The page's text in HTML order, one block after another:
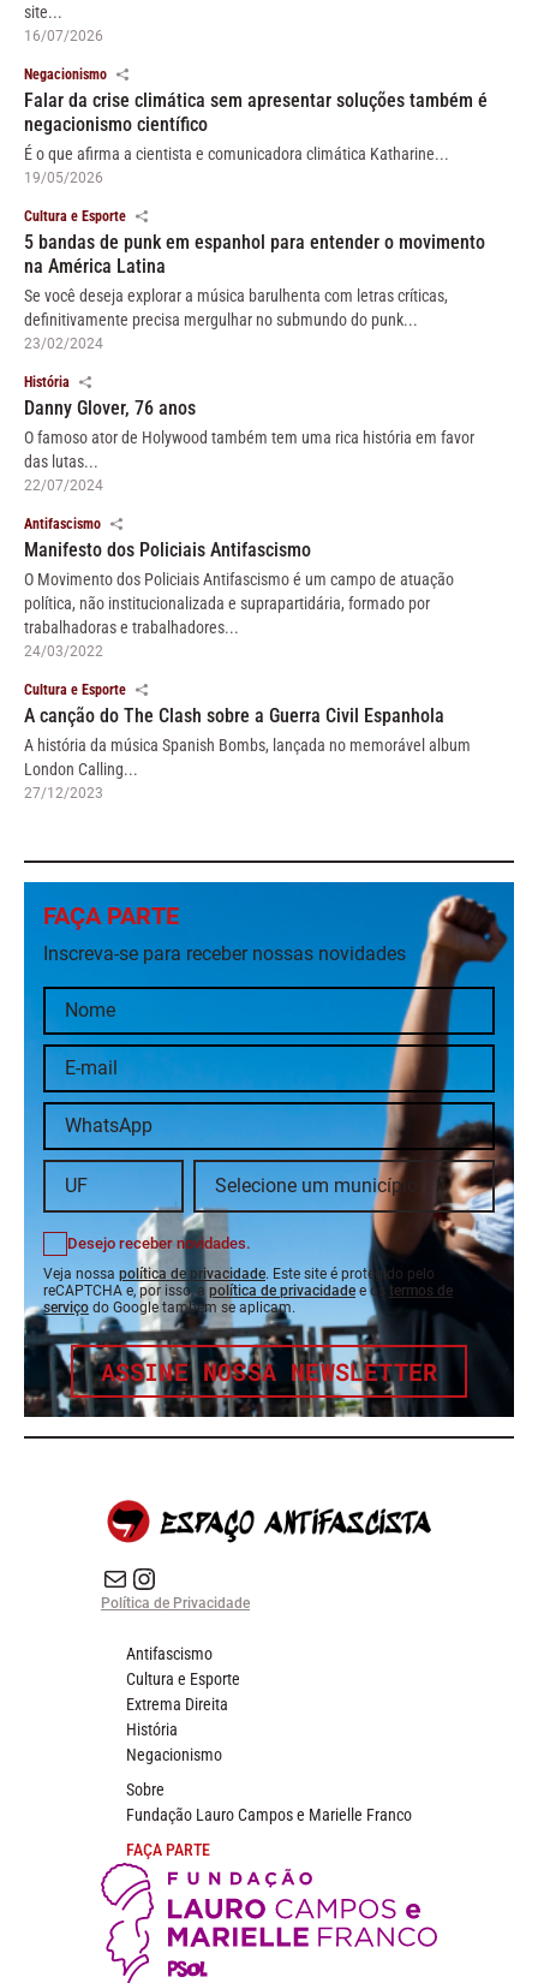
site...
16/07/2026
Negacionismo
Falar da crise climática sem apresentar soluções também é
negacionismo científico
É o que afirma a cientista e comunicadora climática Katharine...
19/05/2026
Cultura e Esporte
5 bandas de punk em espanhol para entender o movimento
na América Latina
Se você deseja explorar a música barulhenta com letras críticas,
definitivamente precisa mergulhar no submundo do punk...
23/02/2024
História
Danny Glover, 76 anos
O famoso ator de Holywood também tem uma rica história em favor
das lutas...
22/07/2024
Antifascismo
Manifesto dos Policiais Antifascismo
O Movimento dos Policiais Antifascismo é um campo de atuação
política, não institucionalizada e suprapartidária, formado por
trabalhadoras e trabalhadores...
24/03/2022
Cultura e Esporte
A canção do The Clash sobre a Guerra Civil Espanhola
A história da música Spanish Bombs, lançada no memorável album
London Calling...
27/12/2023
FAÇA PARTE
Inscreva-se para receber nossas novidades
Desejo receber novidades.
Veja nossa política de privacidade. Este site é protegido pelo
reCAPTCHA e, por isso, a política de privacidade e os termos de
serviço do Google também se aplicam.
ASSINE NOSSA NEWSLETTER
E-mail Instagram do Espaço Antifascista
Política de Privacidade
Antifascismo
Cultura e Esporte
Extrema Direita
História
Negacionismo
Sobre
Fundação Lauro Campos e Marielle Franco
FAÇA PARTE